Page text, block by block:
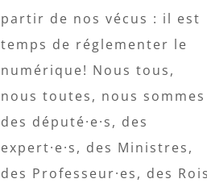
partir de nos vécus : il est
temps de réglementer le
numérique! Nous tous,
nous toutes, nous sommes
des député·e·s, des
expert·e·s, des Ministres,
des Professeur·es, des Rois